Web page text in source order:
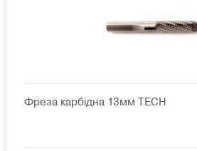
Фреза карбідна 13мм TECH